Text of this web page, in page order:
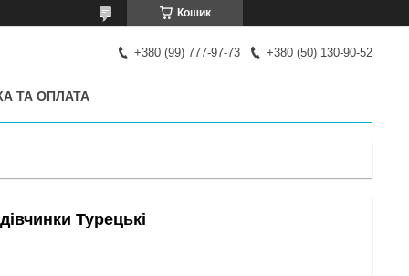
Кошик
+380 (99) 777-97-73 +380 (50) 130-90-52
ТА ОПЛАТА
Турецькі